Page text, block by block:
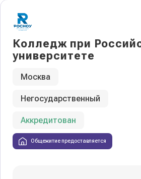
Колледж при
университете
Москва
Негосударственный
Аккредитован
Общежитие предоставляется